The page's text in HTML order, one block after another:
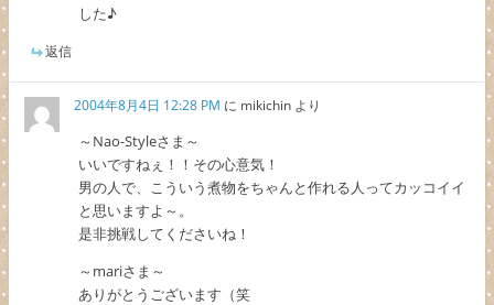
した♪
返信
2004年8月4日 12:28 PM に mikichin より
～Nao-Styleさま～
いいですねぇ！！その心意気！
男の人で、こういう煮物をちゃんと作れる人ってカッコイイ
と思いますよ～。
是非挑戦してくださいね！
～mariさま～
ありがとうございます（笑